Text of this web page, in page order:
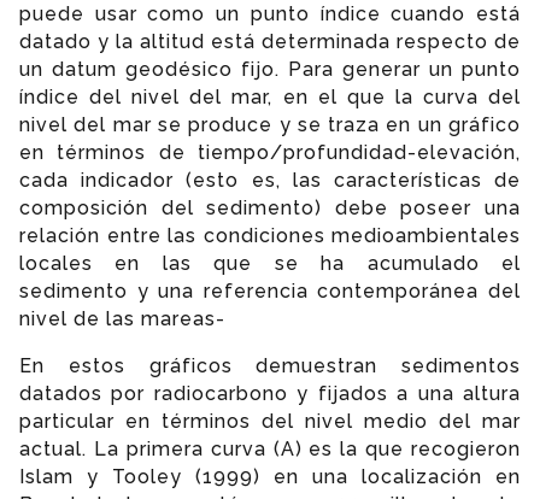
puede usar como un punto índice cuando está
datado y la altitud está determinada respecto de
un datum geodésico fijo. Para generar un punto
índice del nivel del mar, en el que la curva del
nivel del mar se produce y se traza en un gráfico
en términos de tiempo/profundidad-elevación,
cada indicador (esto es, las características de
composición del sedimento) debe poseer una
relación entre las condiciones medioambientales
locales en las que se ha acumulado el
sedimento y una referencia contemporánea del
nivel de las mareas-
En estos gráficos demuestran sedimentos
datados por radiocarbono y fijados a una altura
particular en términos del nivel medio del mar
actual. La primera curva (A) es la que recogieron
Islam y Tooley (1999) en una localización en